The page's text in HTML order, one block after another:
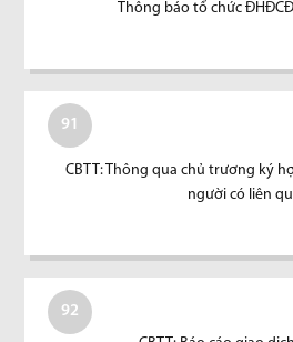
Thông báo tổ chức
91
CBTT: Thông qua chủ trương ký
người có liên
92